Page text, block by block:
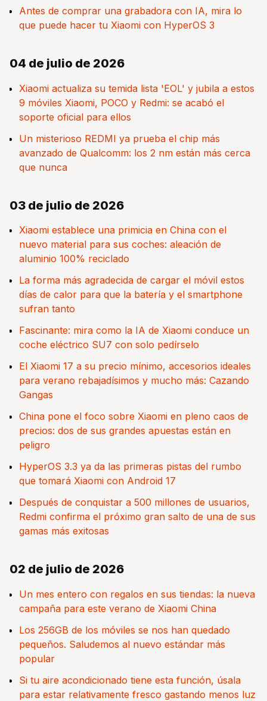
Antes de comprar una grabadora con IA, mira lo
que puede hacer tu Xiaomi con HyperOS 3
04 de julio de 2026
Xiaomi actualiza su temida lista 'EOL' y jubila a estos
9 móviles Xiaomi, POCO y Redmi: se acabó el
soporte oficial para ellos
Un misterioso REDMI ya prueba el chip más
avanzado de Qualcomm: los 2 nm están más cerca
que nunca
03 de julio de 2026
Xiaomi establece una primicia en China con el
nuevo material para sus coches: aleación de
aluminio 100% reciclado
La forma más agradecida de cargar el móvil estos
días de calor para que la batería y el smartphone
sufran tanto
Fascinante: mira como la IA de Xiaomi conduce un
coche eléctrico SU7 con solo pedírselo
El Xiaomi 17 a su precio mínimo, accesorios ideales
para verano rebajadísimos y mucho más: Cazando
Gangas
China pone el foco sobre Xiaomi en pleno caos de
precios: dos de sus grandes apuestas están en
peligro
HyperOS 3.3 ya da las primeras pistas del rumbo
que tomará Xiaomi con Android 17
Después de conquistar a 500 millones de usuarios,
Redmi confirma el próximo gran salto de una de sus
gamas más exitosas
02 de julio de 2026
Un mes entero con regalos en sus tiendas: la nueva
campaña para este verano de Xiaomi China
Los 256GB de los móviles se nos han quedado
pequeños. Saludemos al nuevo estándar más
popular
Si tu aire acondicionado tiene esta función, úsala
para estar relativamente fresco gastando menos luz